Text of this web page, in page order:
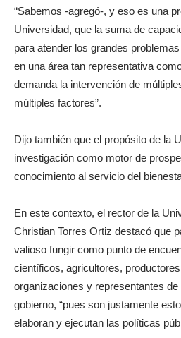
“Sabemos -agregó-, y eso es una
Universidad, que la suma de
para atender los grandes
en una área tan representativa
demanda la intervención de
múltiples factores”.
Dijo también que el propósito de la
investigación como motor de
conocimiento al servicio del
En este contexto, el rector de la
Christian Torres Ortiz destacó que
valioso fungir como punto de
científicos, agricultores,
organizaciones y representantes
gobierno, “pues son justamente
elaboran y ejecutan las políticas